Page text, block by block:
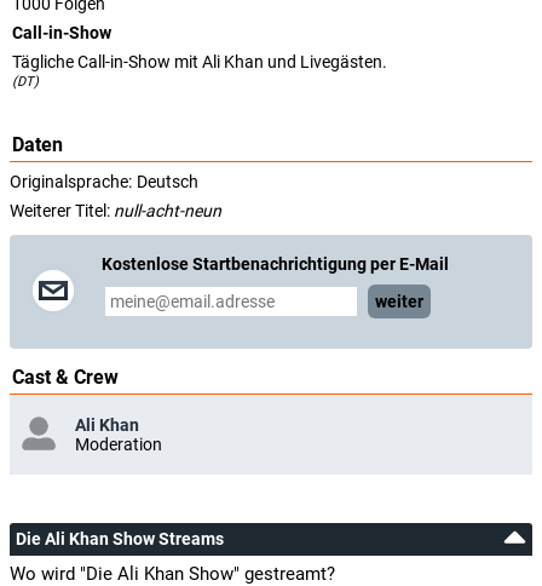
Call-in-Show
Tägliche Call-in-Show mit Ali Khan und Livegästen.
(DT)
Daten
Originalsprache: Deutsch
Weiterer Titel: null-acht-neun
Kostenlose Startbenachrichtigung per E-Mail
weiter
Cast & Crew
Ali Khan
Moderation
Die Ali Khan Show Streams
Wo wird "Die Ali Khan Show" gestreamt?